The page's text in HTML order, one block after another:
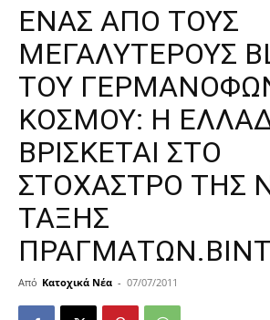
ΕΝΑΣ ΑΠΟ ΤΟΥΣ
ΜΕΓΑΛΥΤΕΡΟΥΣ
ΤΟΥ
ΚΟΣΜΟΥ: Η
ΒΡΙΣΚΕΤΑΙ ΣΤΟ
ΣΤΟΧΑΣΤΡΟ ΤΗΣ
ΤΑΞΗΣ
Από Κατοχικά Νέα - 07/07/2011